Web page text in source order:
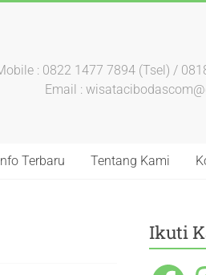
: 0822 1477 7894 (Tsel) /
Email :
Terbaru Tentang Kami
Ikuti